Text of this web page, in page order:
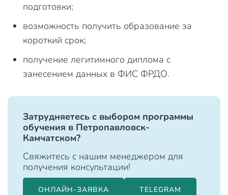
подготовки;
возможность получить образование за
короткий срок;
получение легитимного диплома с
занесением данных в ФИС ФРДО.
Затрудняетесь с выбором программы
обучения в Петропавловск-
Камчатском?
Свяжитесь с нашим менеджером для
получения консультации!
ОНЛАЙН-ЗАЯВКА TELEGRAM